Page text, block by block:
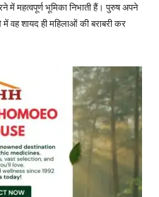
में महत्वपूर्ण भूमिका निभाती हैं। पुरुष अपने
वह शायद ही महिलाओं की बराबरी कर